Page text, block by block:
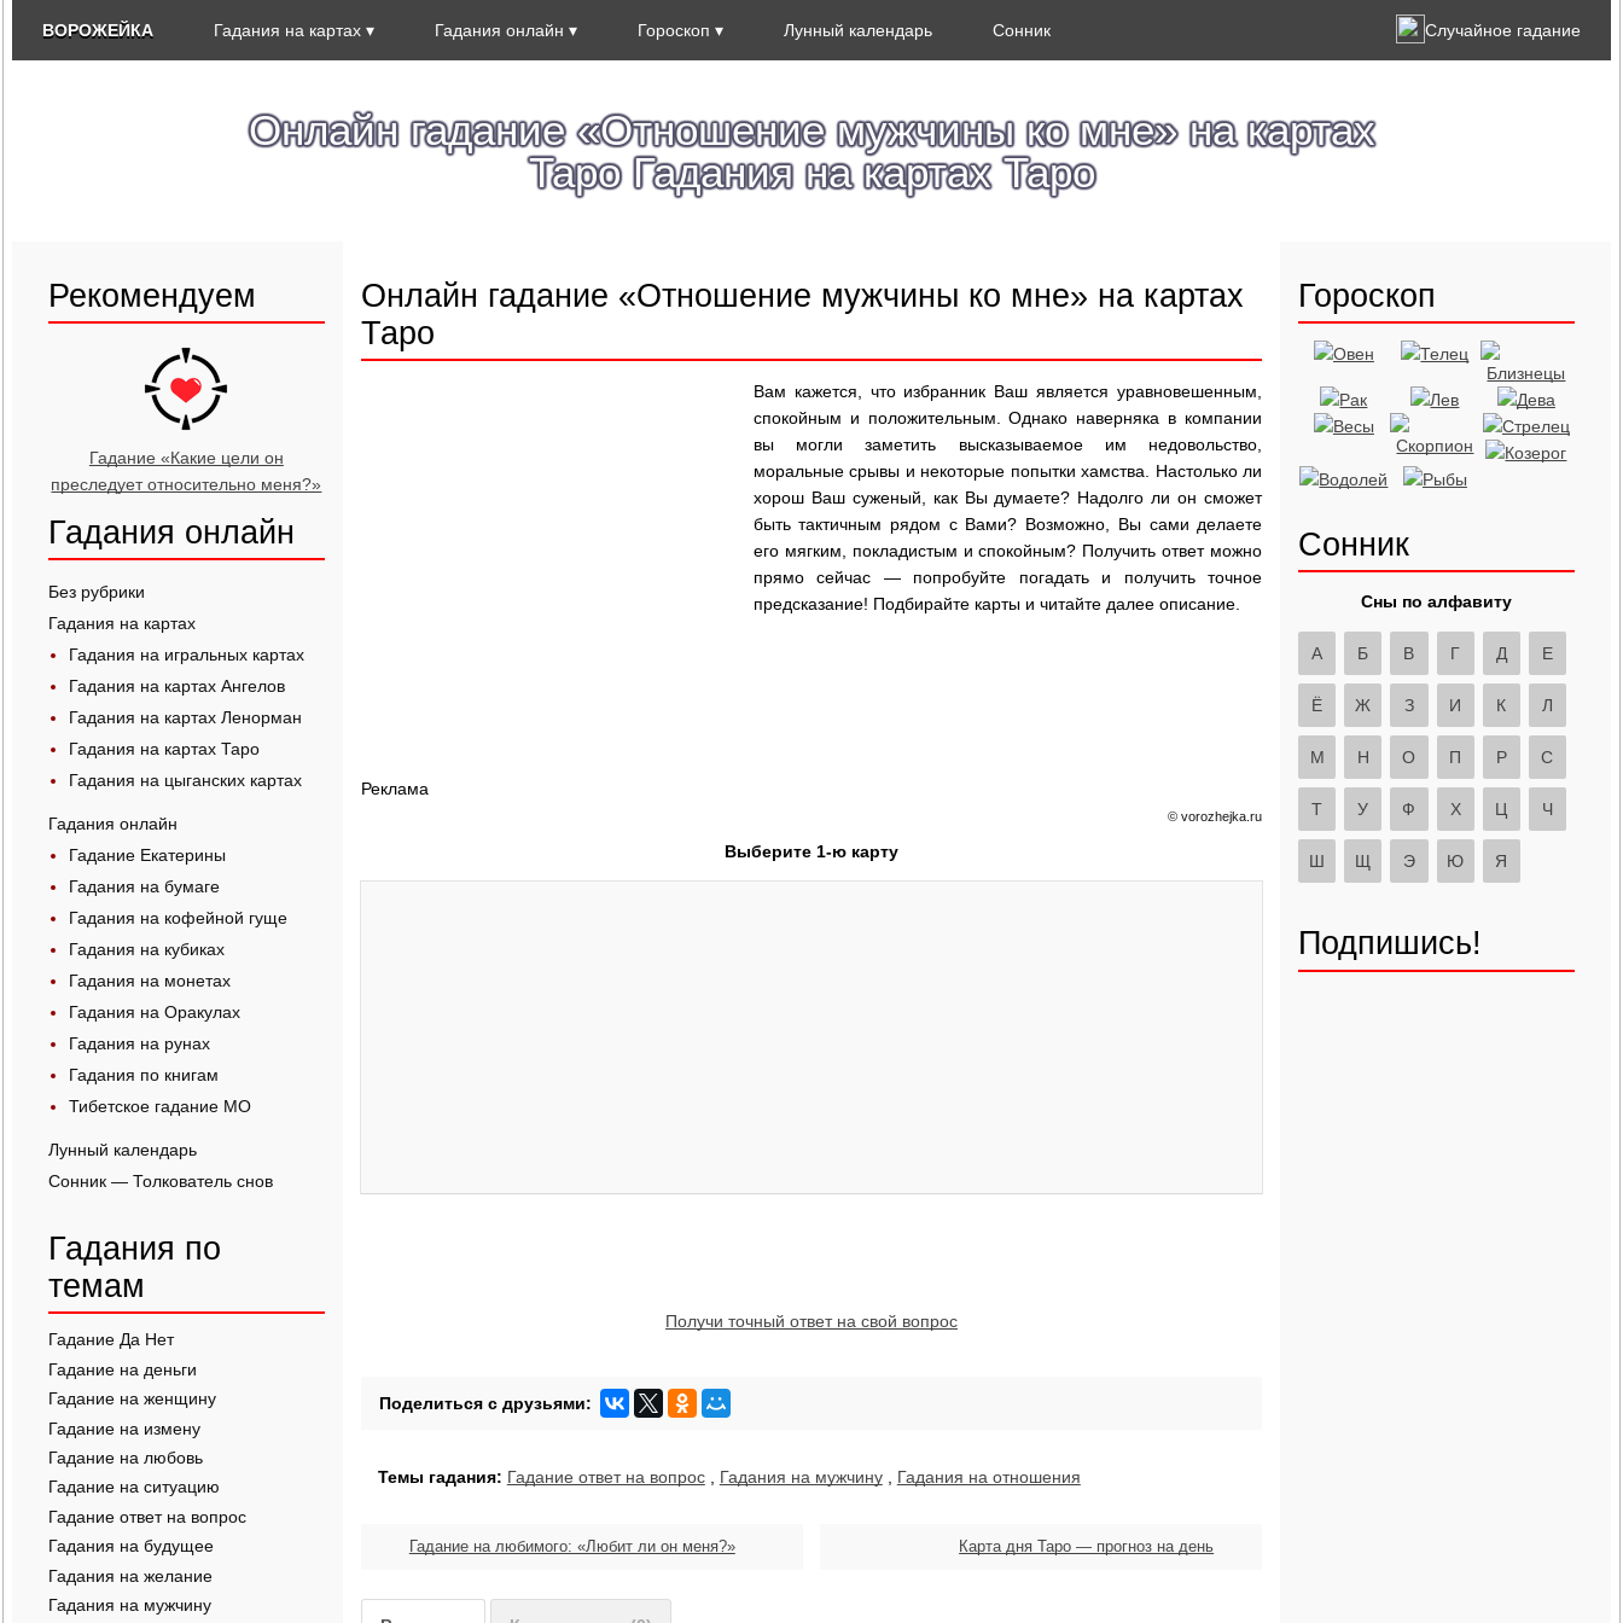
ВОРОЖЕЙКА Гадания на картах Гадания онлайн Гороскоп Лунный календарь Случайное гадание
Сонник
Онлайн гадание «Отношение мужчины ко мне» на картах
Таро Гадания на картах Таро
Рекомендуем
Гадание «Какие цели он
преследует относительно меня?»
Гадания онлайн
Без рубрики
Гадания на картах
Гадания на игральных картах
Гадания на картах Ангелов
Гадания на картах Ленорман
Гадания на картах Таро
Гадания на цыганских картах
Гадания онлайн
Гадание Екатерины
Гадания на бумаге
Гадания на кофейной гуще
Гадания на кубиках
Гадания на монетах
Гадания на Оракулах
Гадания на рунах
Гадания по книгам
Тибетское гадание МО
Лунный календарь
Сонник — Толкователь снов
Гадания по
темам
Гадание Да Нет
Гадание на деньги
Гадание на женщину
Гадание на измену
Гадание на любовь
Гадание на ситуацию
Гадание ответ на вопрос
Гадания на будущее
Гадания на желание
Гадания на мужчину
Онлайн гадание «Отношение мужчины ко мне» на картах
Таро
Вам кажется, что избранник Ваш является уравновешенным,
спокойным и положительным. Однако наверняка в компании
вы могли заметить высказываемое им недовольство,
моральные срывы и некоторые попытки хамства. Настолько ли
хорош Ваш суженый, как Вы думаете? Надолго ли он сможет
быть тактичным рядом с Вами? Возможно, Вы сами делаете
его мягким, покладистым и спокойным? Получить ответ можно
прямо сейчас — попробуйте погадать и получить точное
предсказание! Подбирайте карты и читайте далее описание.
Реклама
© vorozhejka.ru
Выберите 1-ю карту
Получи точный ответ на свой вопрос
Темы гадания: Гадание ответ на вопрос, Гадания на мужчину, Гадания на отношения
Гадание на любимого: «Любит ли он меня?» Карта дня Таро — прогноз на день
Гороскоп
Сонник
Сны по алфавиту
А Б В Г Д Е
Ё Ж З И К Л
М Н О П Р С
Т У Ф Х Ц Ч
Ш Щ Э Ю Я
Подпишись!